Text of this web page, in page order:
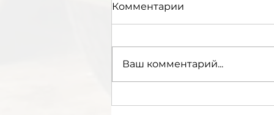
Комментарии
Ваш комментарий...